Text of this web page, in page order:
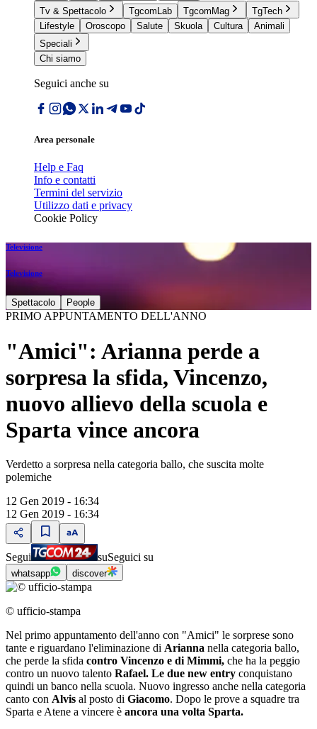
Tv & Spettacolo
TgcomLab TgcomMag
TgTech
Lifestyle
Oroscopo Salute Skuola Cultura
Animali
Speciali
Chi siamo
Seguici anche su
Area personale
Help e Faq
Info e contatti
Termini del servizio
Utilizzo dati e privacy
Cookie Policy
Televisione
Televisione
Spettacolo People
PRIMO APPUNTAMENTO DELL'ANNO
"Amici": Arianna perde a
sorpresa la sfida, Vincenzo,
nuovo allievo della scuola e
Sparta vince ancora
Verdetto a sorpresa nella categoria ballo, che suscita molte
polemiche
12 Gen 2019 - 16:34
12 Gen 2019 - 16:34
Segui suSeguici su
whatsapp discover
© ufficio-stampa
Nel primo appuntamento dell'anno con "Amici" le sorprese sono
tante e riguardano l'eliminazione di Arianna nella categoria ballo,
che perde la sfida contro Vincenzo e di Mimmi, che ha la peggio
contro un nuovo talento Rafael. Le due new entry conquistano
quindi un banco nella scuola. Nuovo ingresso anche nella categoria
canto con Alvis al posto di Giacomo. Dopo le prove a squadre tra
Sparta e Atene a vincere è ancora una volta Sparta.